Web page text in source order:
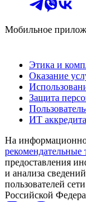
Мобильное
Этика и
Оказание
Защита
ИТ
На
рекомендательные
предоставления
и анализа
пользователей
Российской